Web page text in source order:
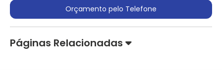
Orçamento pelo Telefone
Páginas Relacionadas